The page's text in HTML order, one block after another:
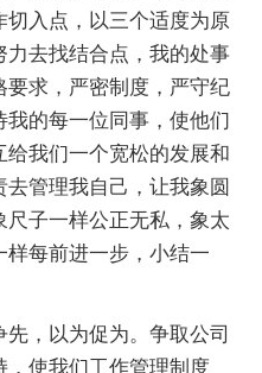
入点，以三个适度为原
力去找结合点，我的处事
要求，严密制度，严守纪
的每一位同事，使他们
我们一个宽松的发展和
管理我自己，让我象圆
子一样公正无私，象太
样每前进一步，小结一
，以为促为。争取公司
，使我们工作管理制度